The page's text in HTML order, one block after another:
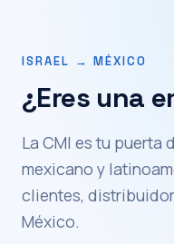
ISRAEL → MÉXICO
¿Eres una
La CMI es tu puerta
mexicano y
clientes,
México.